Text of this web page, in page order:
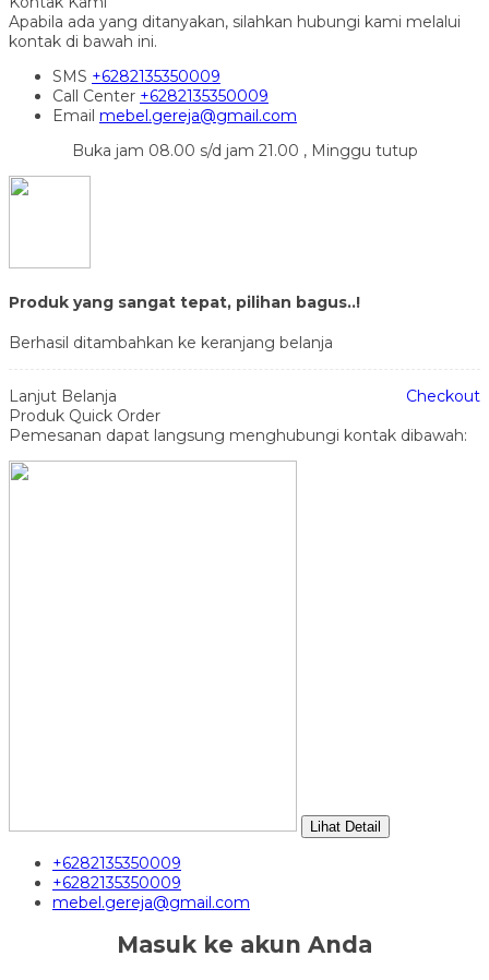
Apabila ada yang ditanyakan, silahkan hubungi kami melalui
kontak di bawah ini.
SMS +6282135350009
Call Center +6282135350009
Email mebel.gereja@gmail.com
Buka jam 08.00 s/d jam 21.00 , Minggu tutup
Produk yang sangat tepat, pilihan bagus..!
Berhasil ditambahkan ke keranjang belanja
Lanjut Belanja
Checkout
Produk Quick Order
Pemesanan dapat langsung menghubungi kontak dibawah:
Lihat Detail
+6282135350009
+6282135350009
mebel.gereja@gmail.com
Masuk ke akun Anda